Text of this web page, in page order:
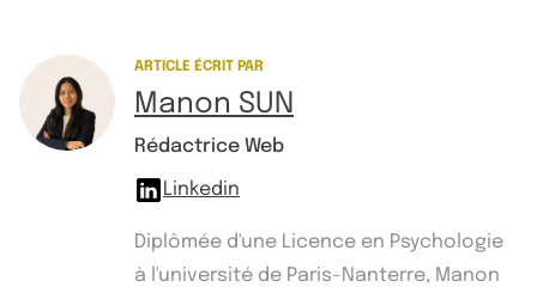
ARTICLE ÉCRIT PAR
Manon SUN
Rédactrice Web
Linkedin
Diplômée d'une Licence en Psychologie
à l'université de Paris-Nanterre, Manon